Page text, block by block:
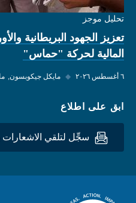
تحليل موجز
تعزيز الجهود البريطانية
المالية لحركة "حماس"
٦ أغسطس ٢٠٢٦ ◆ مايكل جيكوبسون
ابق على اطلاع
سجِّل لتلقي الاشعارات